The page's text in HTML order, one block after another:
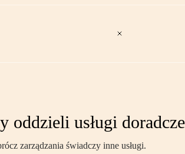
oddzieli usługi
zarządzania świadczy inne usługi.